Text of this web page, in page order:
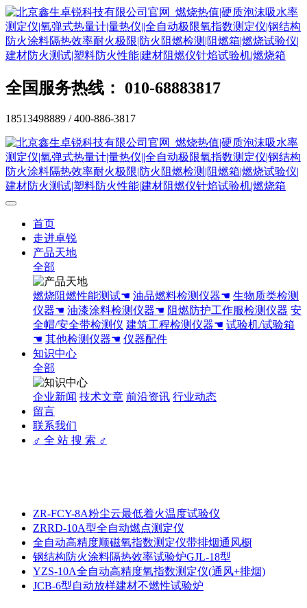
全国服务热线： 010-68883817
18513498889 / 400-886-3817
首页
走进卓锐
产品天地
全部
燃烧阻燃性能测试☚ 油品燃料检测仪器☚ 生物质类检测
仪器☚ 油漆涂料检测仪器☚ 阻燃防护工作服检测仪器 安
全帽/安全带检测仪 建筑工程检测仪器☚ 试验机/试验箱
☚ 其他检测仪器☚ 仪器配件
知识中心
全部
企业新闻 技术文章 前沿资讯 行业动态
留言
联系我们
♂ 全 站 搜 索 ♂
ZR-FCY-8A粉尘云最低着火温度试验仪
ZRRD-10A型全自动燃点测定仪
全自动高精度顺磁氧指数测定仪带排烟通风橱
钢结构防火涂料隔热效率试验炉GJL-18型
YZS-10A全自动高精度氧指数测定仪(通风+排烟)
JCB-6型自动放样建材不燃性试验炉